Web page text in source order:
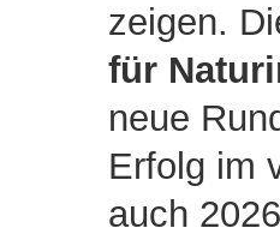
zeigen.
für
neue
Erfolg im
auch